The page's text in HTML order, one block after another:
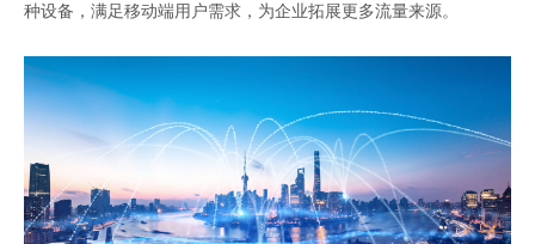
种设备，满足移动端用户需求，为企业拓展更多流量来源。